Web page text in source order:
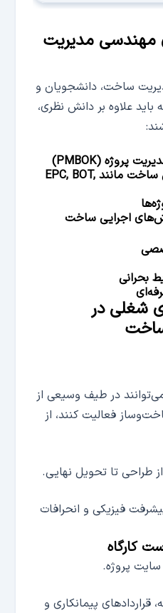
مهندسی مدیریت
ساخت، دانشجویان و
باید علاوه بر دانش نظری،
۲- آشنایی با روش­های نوین ساخت مانند EPC, BOT,
شغلی در
در طیف وسیعی از
فعالیت کنند، از
طراحی تا تحویل نهایی.
فیزیکی و انحرافات
سایت پروژه.
قراردادهای پیمانکاری و